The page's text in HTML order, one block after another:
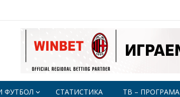
ФУТБОЛ СТАТИСТИКА ТВ – ПРОГРАМА